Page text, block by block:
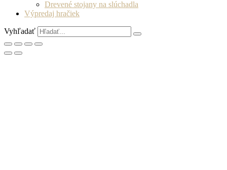
Drevené stojany na slúchadla
Výpredaj hračiek
Vyhľadať